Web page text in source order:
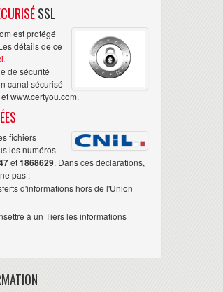
SSL
est protégé
détails de ce
.
de sécurité
canal sécurisé
www.certyou.com.
fichiers
les numéros
et1868629. Dans ces déclarations,
pas :
d'informations hors de l'Union
à un Tiers les informations